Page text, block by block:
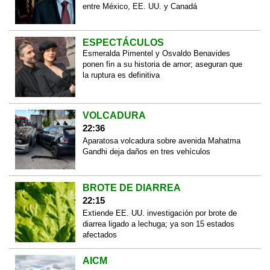
entre México, EE. UU. y Canadá
ESPECTÁCULOS
Esmeralda Pimentel y Osvaldo Benavides
ponen fin a su historia de amor; aseguran que
la ruptura es definitiva
VOLCADURA
22:36
Aparatosa volcadura sobre avenida Mahatma
Gandhi deja daños en tres vehículos
BROTE DE DIARREA
22:15
Extiende EE. UU. investigación por brote de
diarrea ligado a lechuga; ya son 15 estados
afectados
AICM